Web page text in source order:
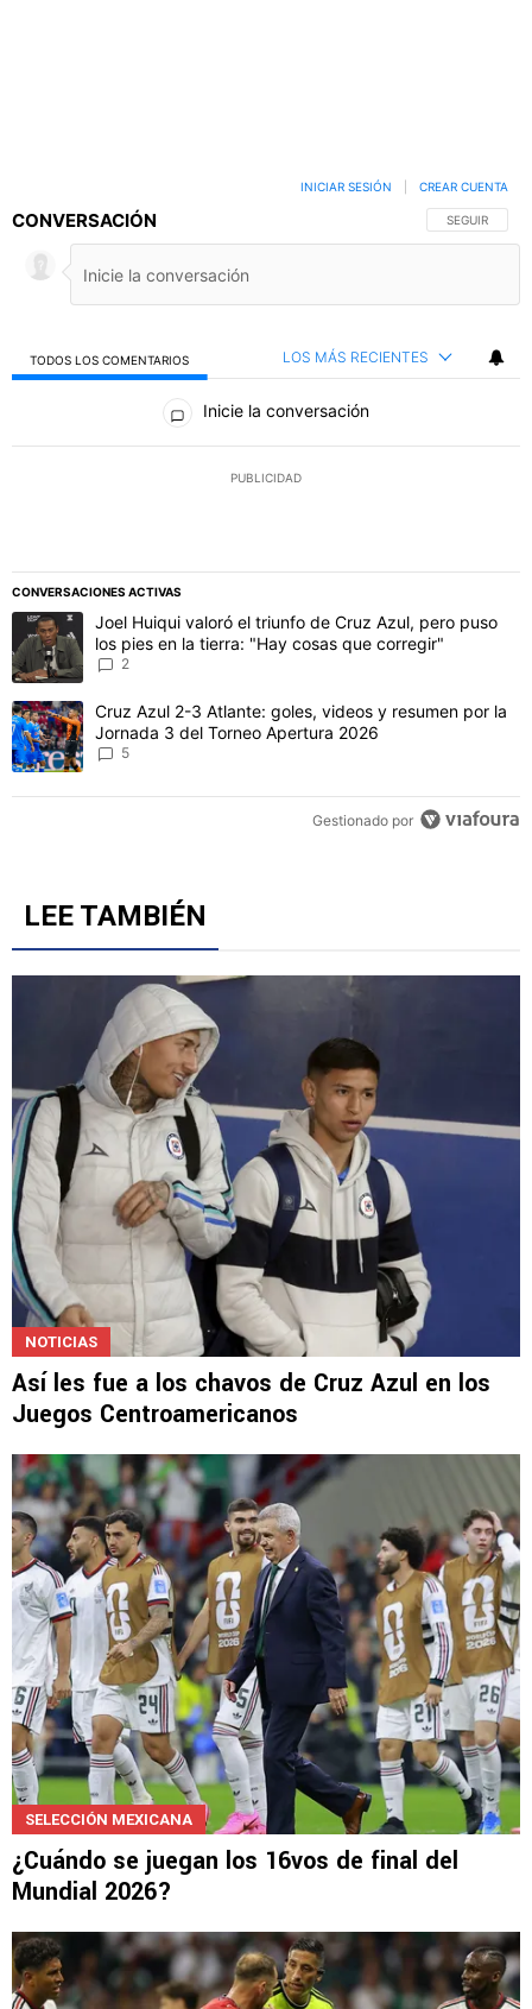
CONVERSACIÓN SIGA ESTA
SEGUIR
INICIAR SESIÓN CREAR CUENTA
TODOS LOS COMENTARIOS LOS MÁS RECIENTES
Todos los comentarios
Inicie la conversación
PUBLICIDAD
CONVERSACIONES ACTIVAS
Este listado muestra los artículos con más comentarios en los
Un artículo de tendencia con el título "Joel Huiqui valoró el
Joel Huiqui valoró el triunfo de Cruz Azul, pero puso
los pies en la tierra: "Hay cosas que corregir"
2
Un artículo de tendencia con el título "Cruz Azul 2-3 Atlante:
Cruz Azul 2-3 Atlante: goles, videos y resumen por la
Jornada 3 del Torneo Apertura 2026
5
Gestionado por
LEE TAMBIÉN
NOTICIAS
Así les fue a los chavos de Cruz Azul en los
Juegos Centroamericanos
SELECCIÓN MEXICANA
¿Cuándo se juegan los 16vos de final del
Mundial 2026?